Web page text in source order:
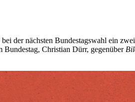
der nächsten Bundestagswahl ein
Christian Dürr, gegenüber